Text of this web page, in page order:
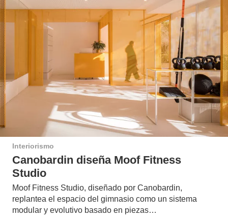
Interiorismo
Canobardin diseña Moof Fitness
Studio
Moof Fitness Studio, diseñado por Canobardin,
replantea el espacio del gimnasio como un sistema
modular y evolutivo basado en piezas…